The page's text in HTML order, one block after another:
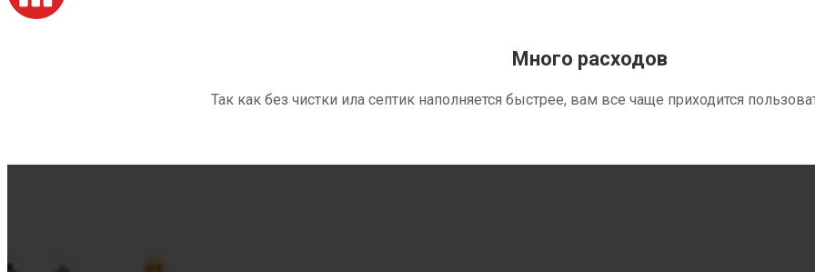
Много расходов
Так как без чистки ила септик наполняется быстрее, вам все чаще приходится